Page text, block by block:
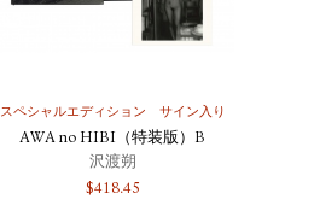
スペシャルエディション サイン入り
AWA no HIBI（特装版）B
沢渡朔
$418.45